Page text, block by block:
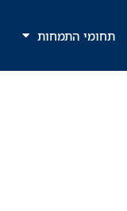
תחומי התמחות